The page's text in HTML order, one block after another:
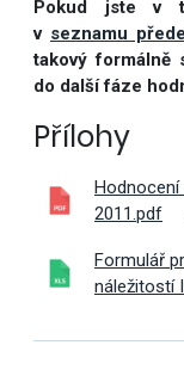
Pokud jste v
v seznamu
takový formálně
do další fáze
Přílohy
Hodnocení
2011.pdf
Formulář
náležitostí